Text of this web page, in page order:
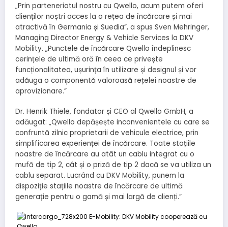
„Prin parteneriatul nostru cu Qwello, acum putem oferi
clienților noștri acces la o rețea de încărcare și mai
atractivă în Germania și Suedia”, a spus Sven Mehringer,
Managing Director Energy & Vehicle Services la DKV
Mobility. „Punctele de încărcare Qwello îndeplinesc
cerințele de ultimă oră în ceea ce privește
funcționalitatea, ușurința în utilizare și designul și vor
adăuga o componentă valoroasă rețelei noastre de
aprovizionare.”
Dr. Henrik Thiele, fondator și CEO al Qwello GmbH, a
adăugat: „Qwello depășește inconvenientele cu care se
confruntă zilnic proprietarii de vehicule electrice, prin
simplificarea experienței de încărcare. Toate stațiile
noastre de încărcare au atât un cablu integrat cu o
mufă de tip 2, cât și o priză de tip 2 dacă se va utiliza un
cablu separat. Lucrând cu DKV Mobility, punem la
dispoziție stațiile noastre de încărcare de ultimă
generație pentru o gamă și mai largă de clienți.”